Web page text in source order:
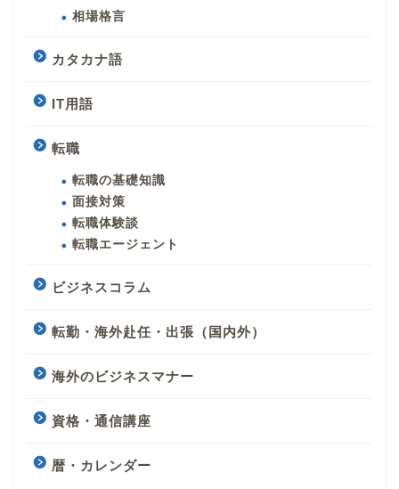
相場格言
カタカナ語
IT用語
転職
転職の基礎知識
面接対策
転職体験談
転職エージェント
ビジネスコラム
転勤・海外赴任・出張（国内外）
海外のビジネスマナー
資格・通信講座
暦・カレンダー